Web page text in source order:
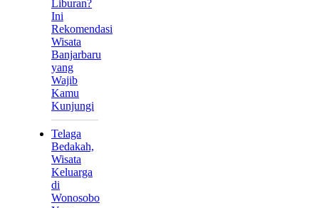
Liburan?
Ini
Rekomendasi
Wisata
Banjarbaru
yang
Wajib
Kamu
Kunjungi
Telaga
Bedakah,
Wisata
Keluarga
di
Wonosobo